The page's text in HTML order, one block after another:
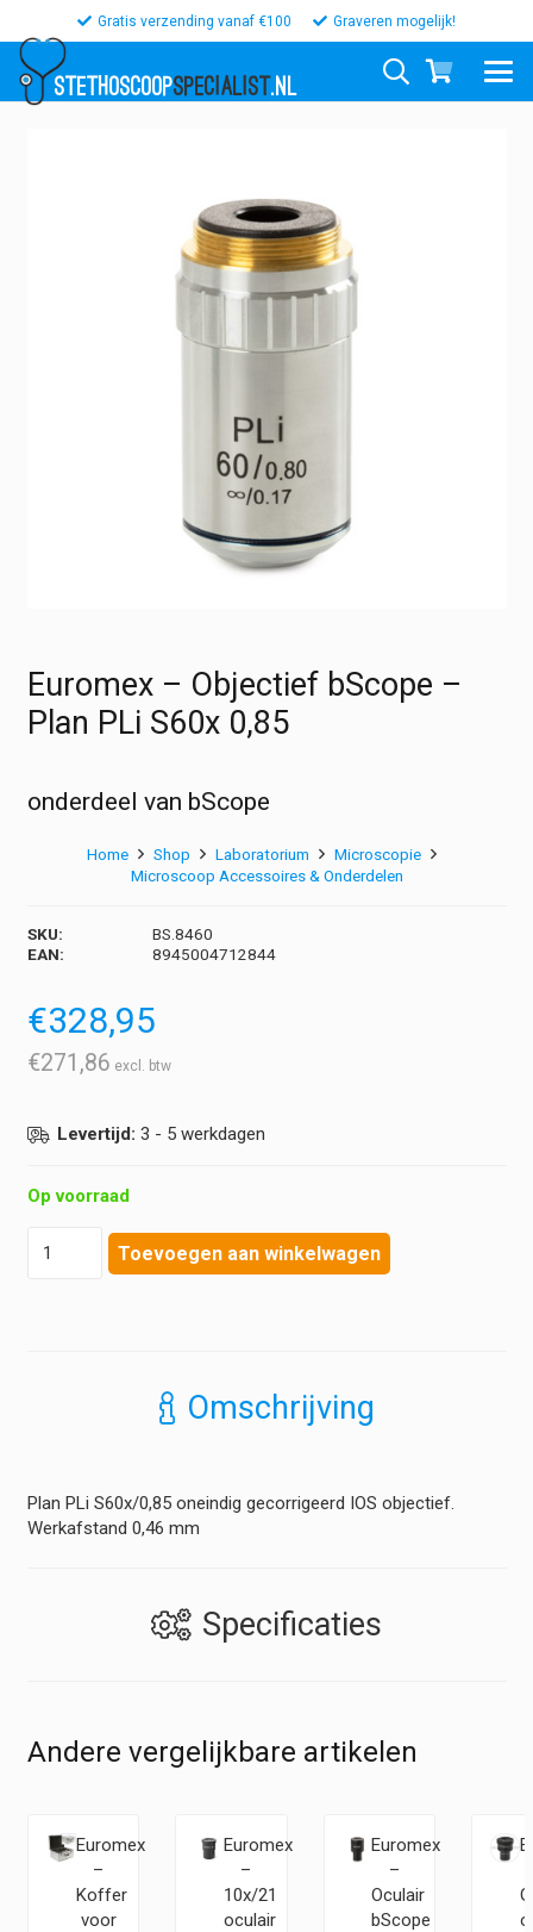
Gratis verzending vanaf €100 Graveren mogelijk!
STETHOSCOOPSPECIALIST.NL
Euromex – Objectief bScope –
Plan PLi S60x 0,85
onderdeel van bScope
Home Shop Laboratorium
Microscopie
Microscoop Accessoires & Onderdelen
SKU:
BS.8460
EAN:
8945004712844
€328,95
€271,86
Levertijd: 3 - 5 werkdagen
Op voorraad
Toevoegen aan winkelwagen
Omschrijving
Plan PLi S60x/0,85 oneindig gecorrigeerd IOS objectief.
Werkafstand 0,46 mm
Specificaties
Andere vergelijkbare artikelen
Euromex
–
Koffer
voor
Euromex
–
10x/21
oculair
Euromex
–
Oculair
bScope